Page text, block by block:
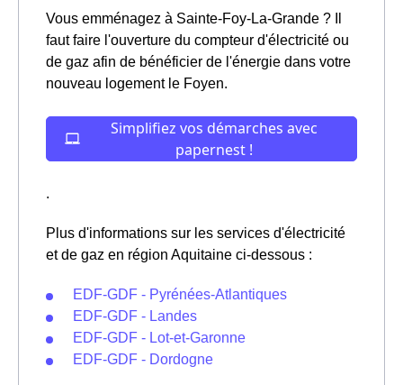
Vous emménagez à Sainte-Foy-La-Grande ? Il
faut faire l'ouverture du compteur d'électricité ou
de gaz afin de bénéficier de l'énergie dans votre
nouveau logement le Foyen.
.
Plus d'informations sur les services d'électricité
et de gaz en région Aquitaine ci-dessous :
EDF-GDF - Pyrénées-Atlantiques
EDF-GDF - Landes
EDF-GDF - Lot-et-Garonne
EDF-GDF - Dordogne